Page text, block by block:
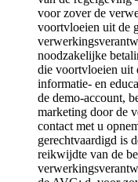
voor zover de
voortvloeien uit de
noodzakelijke
die voortvloeien uit
informatie- en
de demo-account,
marketing door de
contact met u
gerechtvaardigd is
reikwijdte van de